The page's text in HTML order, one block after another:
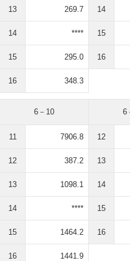
13 269.7
14 ****
15 295.0
16 348.3
14
15
16
6－10
11 7906.8
12 387.2
13 1098.1
14 ****
15 1464.2
16 1441.9
6
12
13
14
15
16